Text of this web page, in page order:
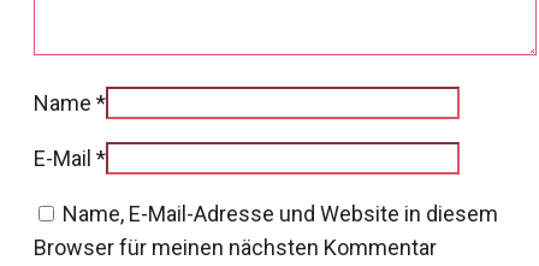
Name *
E-Mail *
Name, E-Mail-Adresse und Website in diesem
Browser für meinen nächsten Kommentar